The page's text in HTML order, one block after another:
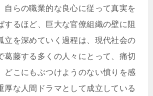
自らの職業的な良心に従って真実を
するほど、巨大な官僚組織の壁に阻
立を深めていく過程は、現代社会の
葛藤する多くの人々にとって、痛切
どこにもぶつけようのない憤りを感
厚な人間ドラマとして成立している